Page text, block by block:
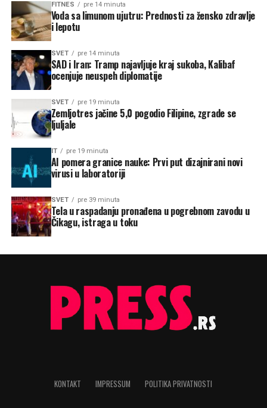
FITNES pre 14 minuta
Voda sa limunom ujutru: Prednosti za žensko zdravlje
i lepotu
SVET pre 14 minuta
SAD i Iran: Tramp najavljuje kraj sukoba, Kalibaf
ocenjuje neuspeh diplomatije
SVET pre 19 minuta
Zemljotres jačine 5,0 pogodio Filipine, zgrade se
ljuljale
IT pre 19 minuta
AI pomera granice nauke: Prvi put dizajnirani novi
virusi u laboratoriji
SVET pre 39 minuta
Tela u raspadanju pronađena u pogrebnom zavodu u
Čikagu, istraga u toku
KONTAKT IMPRESSUM POLITIKA PRIVATNOSTI